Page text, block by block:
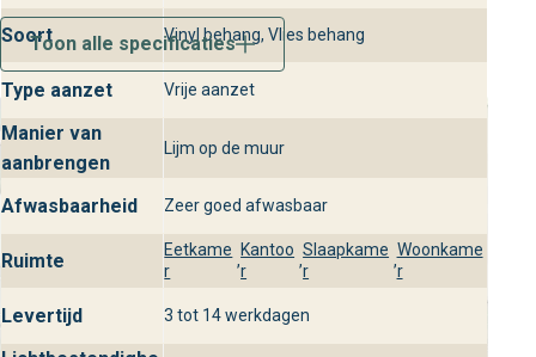
kleurecht, perfect voor gebruik in woonkamers,
slaapkamers of studiehoekjes.
Beschikbaar bij behangplaza
Ontdek het Erismann Collage 10384 behang uit de Collage
collectie in onze winkels. Bij behangplaza adviseren wij je
graag over de beste keuzes voor jouw interieur. Bezoek
één van onze winkels en laat je inspireren door onze
ruime collectie wandbekleding en het stijlvolle design van
dit luxe behang.
Soort Vinyl behang, Vlies behang
Type aanzet Vrije aanzet
Manier van
aanbrengen
Lijm op de muur
Afwasbaarheid Zeer goed afwasbaar
Ruimte
Eetkame
r
,
Kantoo
r
,
Slaapkame
r
,
Woonkame
r
Levertijd 3 tot 14 werkdagen
Toon alle specificaties